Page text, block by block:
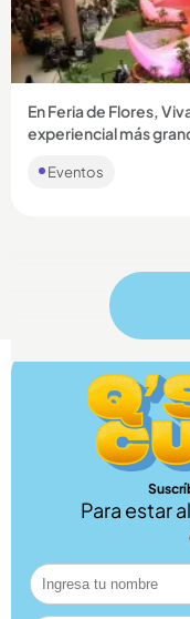
En Feria de Flores,
experiencial más
Eventos
Para estar